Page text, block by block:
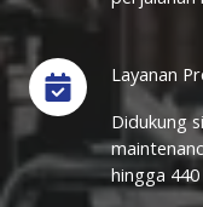
Layanan
Didukung
hingga